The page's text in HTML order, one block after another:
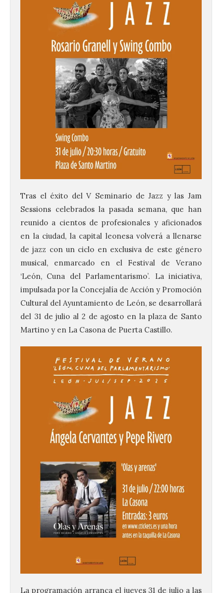
Tras el éxito del V Seminario de Jazz y las Jam
Sessions celebrados la pasada semana, que han
reunido a cientos de profesionales y aficionados
en la ciudad, la capital leonesa volverá a llenarse
de jazz con un ciclo en exclusiva de este género
musical, enmarcado en el Festival de Verano
‘León, Cuna del Parlamentarismo’. La iniciativa,
impulsada por la Concejalía de Acción y Promoción
Cultural del Ayuntamiento de León, se desarrollará
del 31 de julio al 2 de agosto en la plaza de Santo
Martino y en La Casona de Puerta Castillo.
La programación arranca el jueves 31 de julio a las